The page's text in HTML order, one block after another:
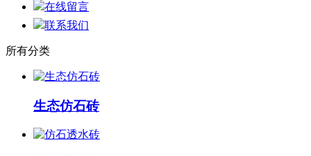
在线留言
联系我们
所有分类
生态仿石砖